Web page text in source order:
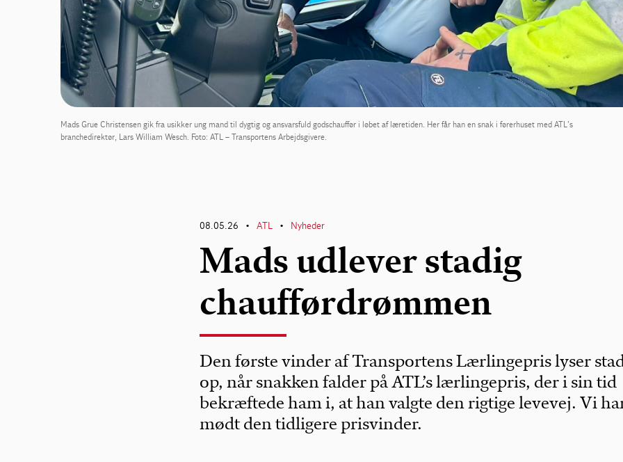
Mads Grue Christensen gik fra usikker ung mand til dygtig og ansvarsfuld godschauffør i løbet af læretiden. Her får han en snak i førerhuset med ATL’s
branchedirektør, Lars William Wesch. Foto: ATL – Transportens Arbejdsgivere.
08.05.26 • ATL • Nyheder
Mads udlever stadig
chaufførdrømmen
Den første vinder af Transportens Lærlingepris lyser
op, når snakken falder på ATL’s lærlingepris, der i sin tid
bekræftede ham i, at han valgte den rigtige levevej. Vi
mødt den tidligere prisvinder.